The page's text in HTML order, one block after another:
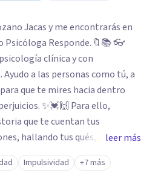
Jacas y me encontrarás en
Psicóloga Responde.🔖📚 👓
clínica y con
✨💓🙌 Para ello,
tus
leer más
Impulsividad +7 más